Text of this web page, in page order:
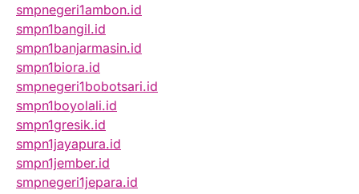
smpnegeri1ambon.id
smpn1bangil.id
smpn1banjarmasin.id
smpn1biora.id
smpnegeri1bobotsari.id
smpn1boyolali.id
smpn1gresik.id
smpn1jayapura.id
smpn1jember.id
smpnegeri1jepara.id